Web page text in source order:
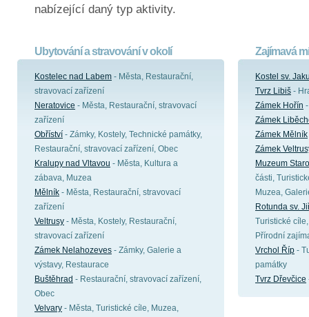
nabízející daný typ aktivity.
Ubytování a stravování v okolí
Kostelec nad Labem - Města, Restaurační,
stravovací zařízení
Neratovice - Města, Restaurační, stravovací
zařízení
Obříství - Zámky, Kostely, Technické památky,
Restaurační, stravovací zařízení, Obec
Kralupy nad Vltavou - Města, Kultura a
zábava, Muzea
Mělník - Města, Restaurační, stravovací
zařízení
Veltrusy - Města, Kostely, Restaurační,
stravovací zařízení
Zámek Nelahozeves - Zámky, Galerie a
výstavy, Restaurace
Buštěhrad - Restaurační, stravovací zařízení,
Obec
Velvary - Města, Turistické cíle, Muzea,
Zajímavá
Kostel sv.
Tvrz Libiš -
Zámek Hořín
Zámek
Zámek Mělník
Zámek
Muzeum
části,
Muzea,
Rotunda sv.
Turistické
Přírodní
Vrchol Říp -
památky
Tvrz Dřevčice